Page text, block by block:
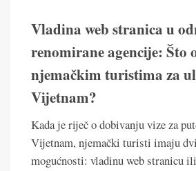
Vladina web stranica u
renomirane agencije: Što
njemačkim turistima za
Vijetnam?
Kada je riječ o dobivanju vize za
Vijetnam, njemački turisti imaju
mogućnosti: vladinu web stranicu